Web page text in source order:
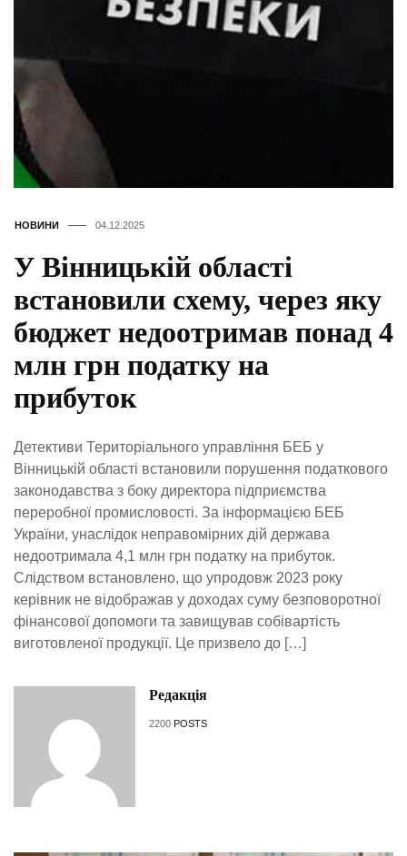
НОВИНИ 04.12.2025
У Вінницькій області
встановили схему, через яку
бюджет недоотримав понад 4
млн грн податку на
прибуток
Детективи Територіального управління БЕБ у
Вінницькій області встановили порушення податкового
законодавства з боку директора підприємства
переробної промисловості. За інформацією БЕБ
України, унаслідок неправомірних дій держава
недоотримала 4,1 млн грн податку на прибуток.
Слідством встановлено, що упродовж 2023 року
керівник не відображав у доходах суму безповоротної
фінансової допомоги та завищував собівартість
виготовленої продукції. Це призвело до […]
Редакція
2200 POSTS